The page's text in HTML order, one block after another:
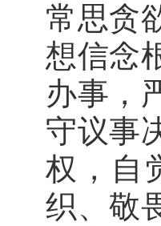
常思贪
想信念
办事，
守议事
权，自
织、敬